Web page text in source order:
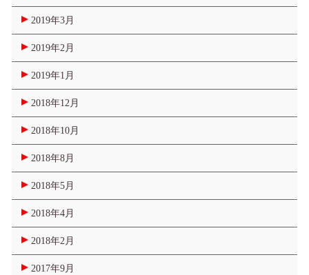
2019年3月
2019年2月
2019年1月
2018年12月
2018年10月
2018年8月
2018年5月
2018年4月
2018年2月
2017年9月